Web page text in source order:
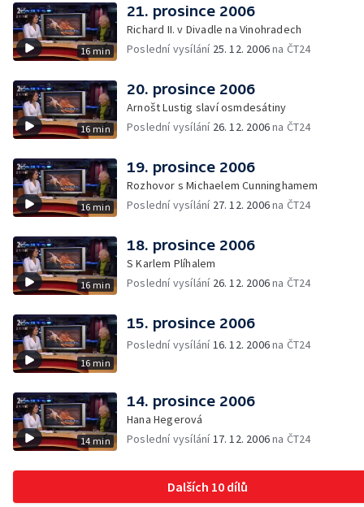
16 min
21. prosince 2006
Richard II. v Divadle na Vinohradech
Poslední vysílání 25. 12. 2006na ČT24
16 min
20. prosince 2006
Arnošt Lustig slaví osmdesátiny
Poslední vysílání 26. 12. 2006na ČT24
16 min
19. prosince 2006
Rozhovor s Michaelem Cunninghamem
Poslední vysílání 27. 12. 2006na ČT24
16 min
18. prosince 2006
S Karlem Plíhalem
Poslední vysílání 26. 12. 2006na ČT24
16 min
15. prosince 2006
Poslední vysílání16. 12. 2006na ČT24
14 min
14. prosince 2006
Hana Hegerová
Poslední vysílání17. 12. 2006na ČT24
Dalších 10 dílů